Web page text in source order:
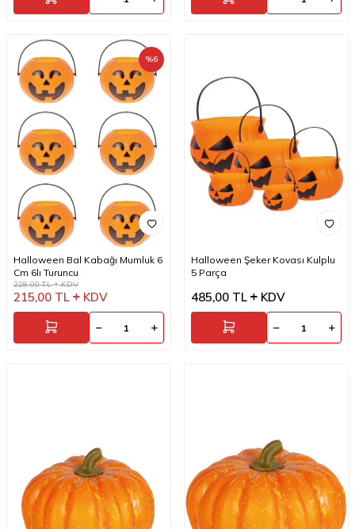
%6
Halloween Bal Kabağı Mumluk 6
Cm 6lı Turuncu
228,00TL KDV
215,00 TL KDV
Halloween Şeker Kovası Kulplu
5 Parça
485,00 TL KDV